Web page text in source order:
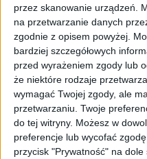
przez skanowanie urządzeń.
na przetwarzanie danych
zgodnie z opisem powyżej.
bardziej szczegółowych
przed wyrażeniem zgody lub
że niektóre rodzaje
wymagać Twojej zgody, ale
przetwarzaniu. Twoje
do tej witryny. Możesz w
preferencje lub wycofać
przycisk "Prywatność" na dole
większą ilością
przekłada się na
Brak mężczyzn na
podstawowych w
są szczególnie
przepracowują
Nowe